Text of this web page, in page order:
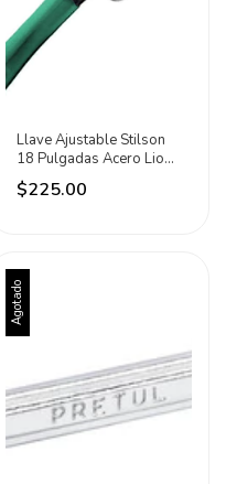
Llave Ajustable Stilson
18 Pulgadas Acero Lion
Tools Negro
$225.00
Agotado